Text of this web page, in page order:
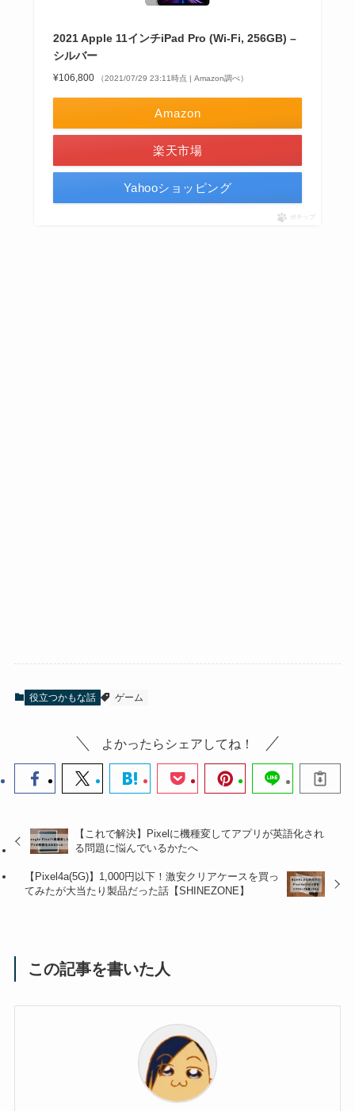
2021 Apple 11インチiPad Pro (Wi-Fi, 256GB) –
シルバー
¥106,800 （2021/07/29 23:11時点 | Amazon調べ）
Amazon
楽天市場
Yahooショッピング
ポチップ
役立つかもな話 ゲーム
よかったらシェアしてね！
【これで解決】Pixelに機種変してアプリが英語化され
る問題に悩んでいるかたへ
【Pixel4a(5G)】1,000円以下！激安クリアケースを買っ
てみたが大当たり製品だった話【SHINEZONE】
この記事を書いた人